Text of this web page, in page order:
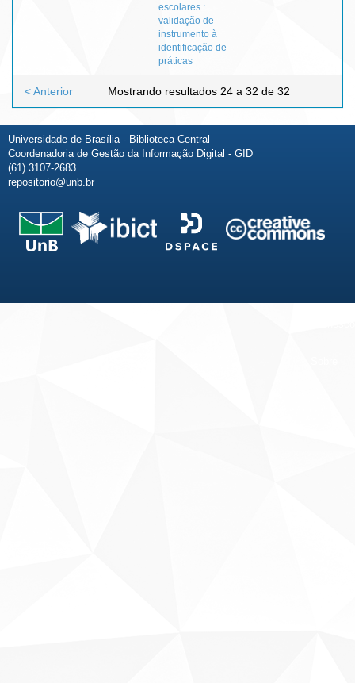
escolares :
validação de
instrumento à
identificação de
práticas
Mostrando resultados 24 a 32 de 32
< Anterior
Universidade de Brasília - Biblioteca Central
Coordenadoria de Gestão da Informação Digital - GID
(61) 3107-2683
repositorio@unb.br